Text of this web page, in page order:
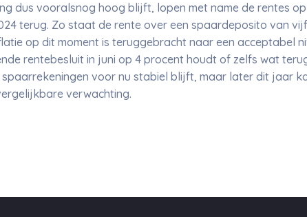
dus vooralsnog hoog blijft, lopen met name de rentes
terug. Zo staat de rente over een spaardeposito van
op dit moment is teruggebracht naar een acceptabel
rentebesluit in juni op 4 procent houdt of zelfs wat
voor nu stabiel blijft, maar later dit jaar
verwachting.